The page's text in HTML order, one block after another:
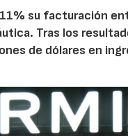
su facturación
Tras los
de dólares en